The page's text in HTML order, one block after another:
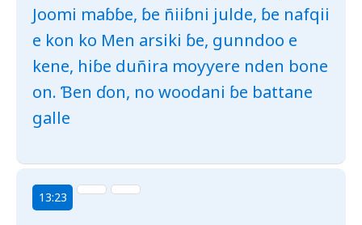
Joomi maɓɓe, ɓe ñiiɓni julde, ɓe nafqii
e kon ko Men arsiki ɓe, gunndoo e
kene, hiɓe duñira moƴƴere nden bone
on. Ɓen ɗon, no woodani ɓe battane
galle
13:23